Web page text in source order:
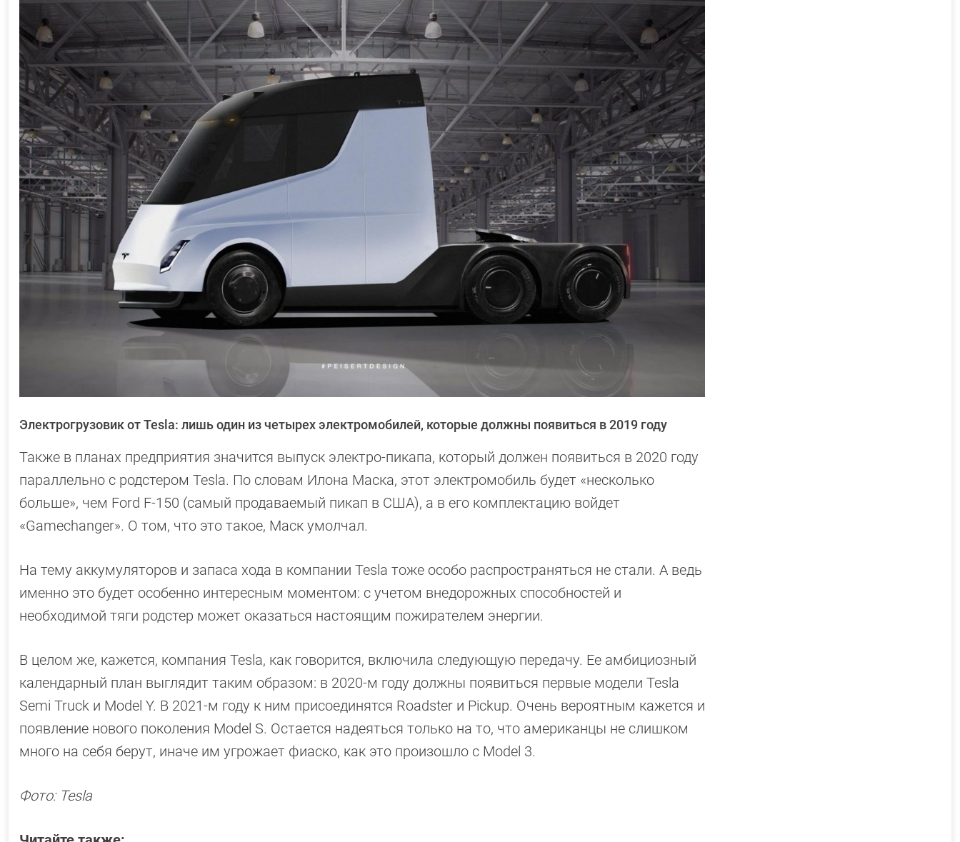
Электрогрузовик от Tesla: лишь один из четырех электромобилей, которые должны появиться в 2019 году
Также в планах предприятия значится выпуск электро-пикапа, который должен появиться в 2020 году
параллельно с родстером Tesla. По словам Илона Маска, этот электромобиль будет «несколько
больше», чем Ford F-150 (самый продаваемый пикап в США), а в его комплектацию войдет
«Gamechanger». О том, что это такое, Маск умолчал.
На тему аккумуляторов и запаса хода в компании Tesla тоже особо распространяться не стали. А ведь
именно это будет особенно интересным моментом: с учетом внедорожных способностей и
необходимой тяги родстер может оказаться настоящим пожирателем энергии.
В целом же, кажется, компания Tesla, как говорится, включила следующую передачу. Ее амбициозный
календарный план выглядит таким образом: в 2020-м году должны появиться первые модели Tesla
Semi Truck и Model Y. В 2021-м году к ним присоединятся Roadster и Pickup. Очень вероятным кажется и
появление нового поколения Model S. Остается надеяться только на то, что американцы не слишком
много на себя берут, иначе им угрожает фиаско, как это произошло с Model 3.
Фото: Tesla